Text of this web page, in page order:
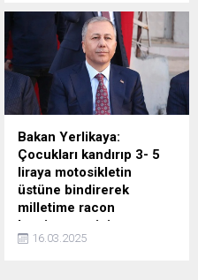
olmaktan çıkıp ciddi bir
bağımlılık sarmalına
dönüştüğünü söyledi. Kudu,
sürekli ekranı kaydırma
alışkanlığının çocuklarda
dikkat süresini kısalttığı ve
dopamin bağımlılığı riskini
artırdığı konusunda aileleri
uyardı.
Bakan Yerlikaya:
Çocukları kandırıp 3- 5
liraya motosikletin
üstüne bindirerek
milletime racon
kestiremezsiniz
İçişleri Bakanı Ali Yerlikaya,
16.03.2025